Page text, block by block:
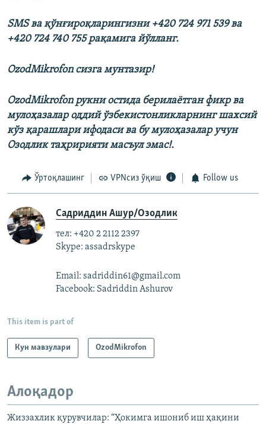
SMS ва қўнғироқларингизни +420 724 971 539 ва
+420 724 740 755 рақамига йўлланг.
OzodMikrofon сизга мунтазир!
OzodMikrofon рукни остида берилаëтган фикр ва
мулоҳазалар оддий ўзбекистонликларнинг шахсий
кўз қарашлари ифодаси ва бу мулоҳазалар учун
Озодлик таҳририяти масъул эмас!.
Ўртоқлашинг VPNсиз ўқиш Follow us
Садриддин Ашур/Озодлик
тел: +420 2 2112 2397
Skype: assadrskype
Email: sadriddin61@gmail.com
Facebook: Sadriddin Ashurov
This item is part of
Кун мавзулари OzodMikrofon
Алоқадор
Жиззахлик қурувчилар: “Ҳокимга ишониб иш ҳақини